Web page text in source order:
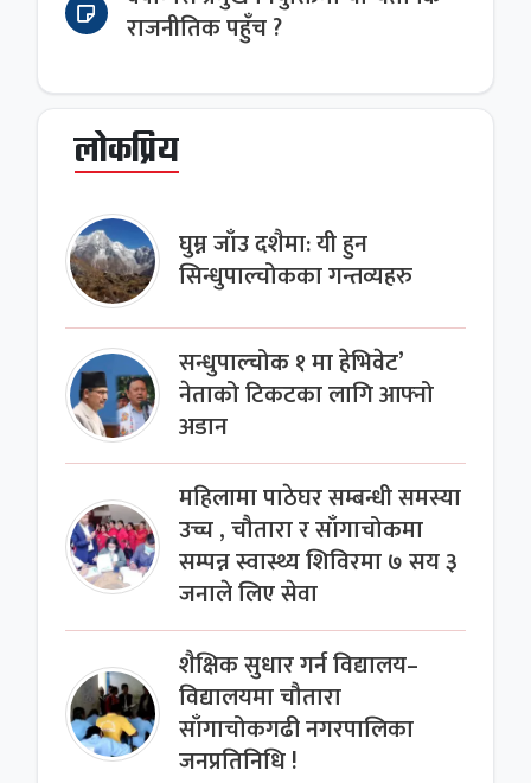
राजनीतिक पहुँच ?
लोकप्रिय
घुम्न जाँउ दशैमा: यी हुन
सिन्धुपाल्चोकका गन्तव्यहरु
सन्धुपाल्चोक १ मा हेभिवेट’
नेताको टिकटका लागि आफ्नो
अडान
महिलामा पाठेघर सम्बन्धी समस्या
उच्च , चौतारा र साँगाचोकमा
सम्पन्न स्वास्थ्य शिविरमा ७ सय ३
जनाले लिए सेवा
शैक्षिक सुधार गर्न विद्यालय–
विद्यालयमा चौतारा
साँगाचोकगढी नगरपालिका
जनप्रतिनिधि !